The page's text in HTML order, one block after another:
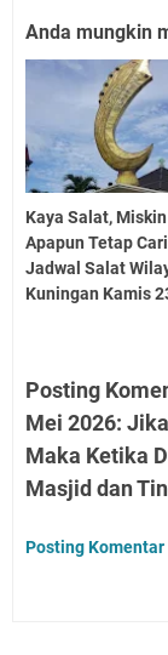
Anda mungkin
Kaya Salat,
Apapun Tetap
Jadwal Salat
Kuningan Kamis
Posting
Mei 2026:
Maka Ketika
Masjid dan
Posting Komentar